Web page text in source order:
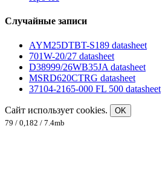
Случайные записи
AYM25DTBT-S189 datasheet
701W-20/27 datasheet
D38999/26WB35JA datasheet
MSRD620CTRG datasheet
37104-2165-000 FL 500 datasheet
Сайт использует cookies.
OK
79 / 0,182 / 7.4mb